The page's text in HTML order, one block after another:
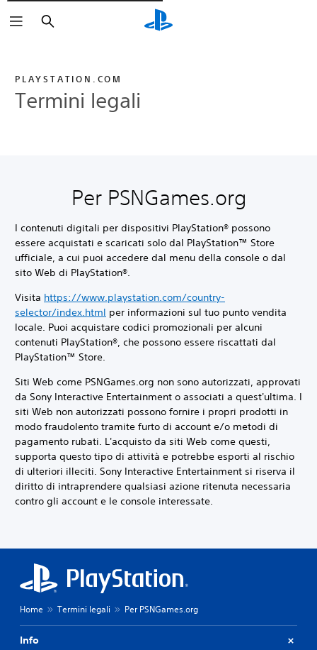
Cerca
PLAYSTATION.COM
Termini legali
Per PSNGames.org
I contenuti digitali per dispositivi PlayStation® possono
essere acquistati e scaricati solo dal PlayStation™ Store
ufficiale, a cui puoi accedere dal menu della console o dal
sito Web di PlayStation®.
Visita https://www.playstation.com/country-
selector/index.html per informazioni sul tuo punto vendita
locale. Puoi acquistare codici promozionali per alcuni
contenuti PlayStation®, che possono essere riscattati dal
PlayStation™ Store.
Siti Web come PSNGames.org non sono autorizzati, approvati
da Sony Interactive Entertainment o associati a quest'ultima. I
siti Web non autorizzati possono fornire i propri prodotti in
modo fraudolento tramite furto di account e/o metodi di
pagamento rubati. L'acquisto da siti Web come questi,
supporta questo tipo di attività e potrebbe esporti al rischio
di ulteriori illeciti. Sony Interactive Entertainment si riserva il
diritto di intraprendere qualsiasi azione ritenuta necessaria
contro gli account e le console interessate.
Home Termini legali Per PSNGames.org
Info